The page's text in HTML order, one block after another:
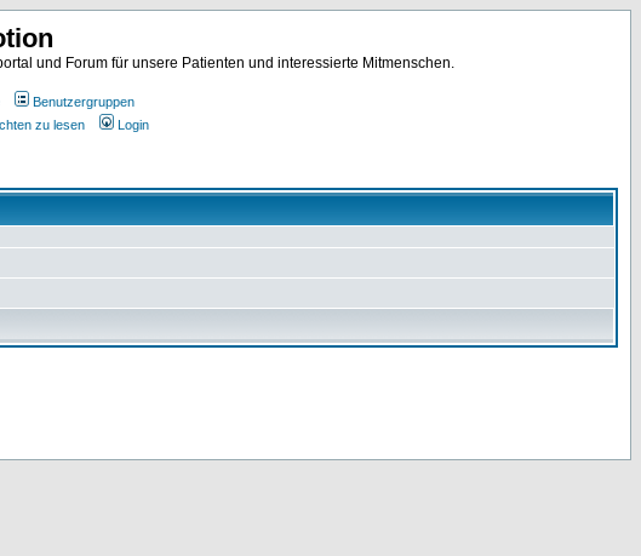
und Forum für unsere Patienten und interessierte Mitmenschen.
Benutzergruppen
zu lesen Login